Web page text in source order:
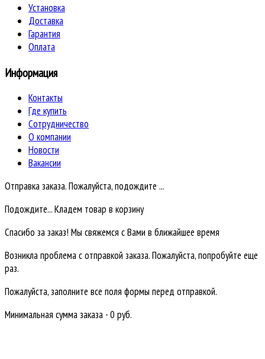
Установка
Доставка
Гарантия
Оплата
Информация
Контакты
Где купить
Сотрудничество
О компании
Новости
Вакансии
Отправка заказа. Пожалуйста, подождите ...
Подождите... Кладем товар в корзину
Спасибо за заказ! Мы свяжемся с Вами в ближайшее время
Возникла проблема с отправкой заказа. Пожалуйста, попробуйте еще
раз.
Пожалуйста, заполните все поля формы перед отправкой.
Минимальная сумма заказа - 0 руб.